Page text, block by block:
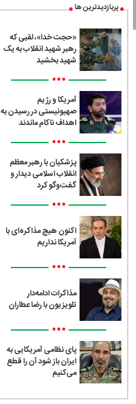
پربازدیدترین ها
«حجت خدا»، لقبی که
رهبر شهید انقلاب به یک
شهید بخشید
•••
آمریکا و رژیم
صهیونیستی در رسیدن به
اهداف ناکام ماندند
•••
پزشکیان با رهبر معظم
انقلاب اسلامی دیدار و
گفت‌وگو کرد
•••
اکنون هیچ مذاکره‌ای با
آمریکا نداریم
•••
مذاکرات ادامه‌دار
تلویزیون با رضا عطاران
•••
پای نظامی آمریکایی به
ایران باز شود آن را قطع
می‌کنیم